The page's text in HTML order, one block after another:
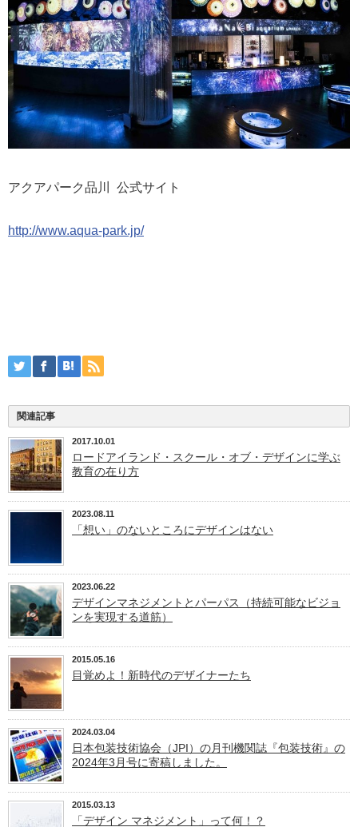
アクアパーク品川 公式サイト
http://www.aqua-park.jp/
関連記事
2017.10.01
ロードアイランド・スクール・オブ・デザインに学ぶ
教育の在り方
2023.08.11
「想い」のないところにデザインはない
2023.06.22
デザインマネジメントとパーパス（持続可能なビジョ
ンを実現する道筋）
2015.05.16
目覚めよ！新時代のデザイナーたち
2024.03.04
日本包装技術協会（JPI）の月刊機関誌『包装技術』の
2024年3月号に寄稿しました。
2015.03.13
「デザイン マネジメント」って何！？